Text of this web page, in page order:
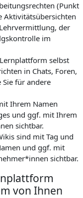
(Punkt
Aktivitätsübersichten
der
im
selbst
in Chats, Foren,
Sie für andere
Ihrem Namen
und ggf. mit Ihrem
sichtbar.
sind mit Tag und
und ggf. mit
sichtbar.
von Ihnen